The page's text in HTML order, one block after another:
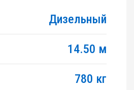
Дизельный
14.50 м
780 кг